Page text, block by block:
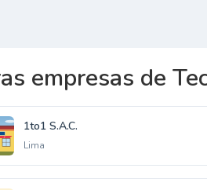
empresas de
1to1 S.A.C.
Lima